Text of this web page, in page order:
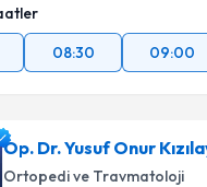
08:30 09:00
Op. Dr. Yusuf Onur
Ortopedi ve Travmatoloji